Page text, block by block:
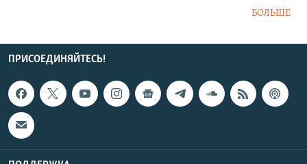
БОЛЬШЕ
ПРИСОЕДИНЯЙТЕСЬ!